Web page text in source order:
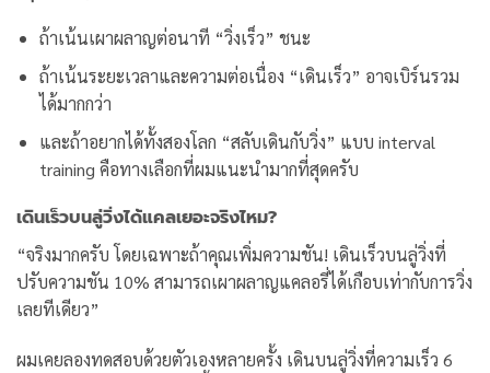
ถ้าเน้นเผาผลาญต่อนาที “วิ่งเร็ว” ชนะ
ถ้าเน้นระยะเวลาและความต่อเนื่อง “เดินเร็ว” อาจเบิร์นรวม
ได้มากกว่า
และถ้าอยากได้ทั้งสองโลก “สลับเดินกับวิ่ง” แบบ interval
training คือทางเลือกที่ผมแนะนำมากที่สุดครับ
เดินเร็วบนลู่วิ่งได้แคลเยอะจริงไหม?
“จริงมากครับ โดยเฉพาะถ้าคุณเพิ่มความชัน! เดินเร็วบนลู่วิ่งที่
ปรับความชัน 10% สามารถเผาผลาญแคลอรี่ได้เกือบเท่ากับการวิ่ง
เลยทีเดียว”
ผมเคยลองทดสอบด้วยตัวเองหลายครั้ง เดินบนลู่วิ่งที่ความเร็ว 6